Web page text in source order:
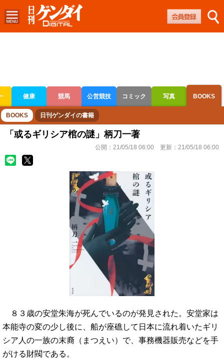
健康 競馬 公営競技 コミック 写真 BOOKS
ボートレース 競輪 オートレース
BOOKS 日刊ゲンダイの書籍
「或るギリシア棺の謎」柄刀一著
公開： 21/05/18 06:00 更新： 21/05/18 06:00
８３歳の安堂朱海が死んでいるのが発見された。安堂家は
本能寺の変の少し後に、船が座礁して日本に流れ着いたギリ
シア人の一族の末裔（まつえい）で、事務機器販売などを手
がける財閥である。